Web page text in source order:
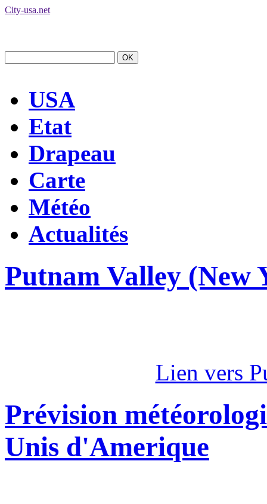
City-usa.net
USA
Etat
Drapeau
Carte
Météo
Actualités
Putnam Valley (New
Lien vers
Prévision
Unis d'Amerique